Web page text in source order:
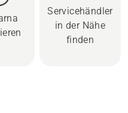
Servicehändler
in der Nähe
finden